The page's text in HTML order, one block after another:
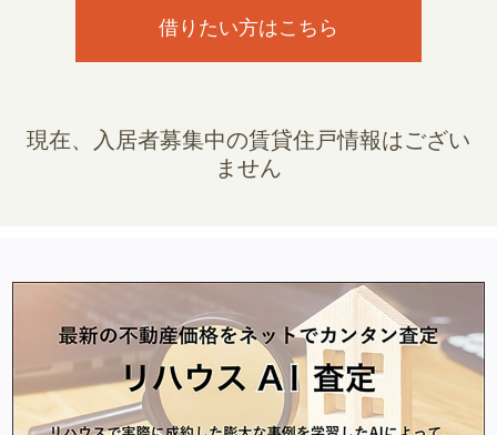
借りたい方はこちら
現在、入居者募集中の賃貸住戸情報はござい
ません